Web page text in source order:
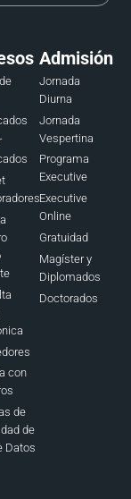
con
de
de
Datos
Admisión
Jornada
Diurna
Jornada
Vespertina
Programa
Executive
Executive
Online
Gratuidad
Magíster y
Diplomados
Doctorados